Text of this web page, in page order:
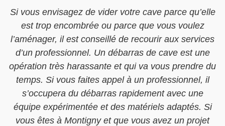
Si vous envisagez de vider votre cave parce qu’elle
est trop encombrée ou parce que vous voulez
l’aménager, il est conseillé de recourir aux services
d’un professionnel. Un débarras de cave est une
opération très harassante et qui va vous prendre du
temps. Si vous faites appel à un professionnel, il
s’occupera du débarras rapidement avec une
équipe expérimentée et des matériels adaptés. Si
vous êtes à Montigny et que vous avez un projet